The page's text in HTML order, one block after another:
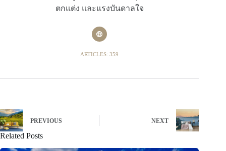
ตกแต่ง และแรงบันดาลใจ
ARTICLES: 359
PREVIOUS NEXT
Related Posts